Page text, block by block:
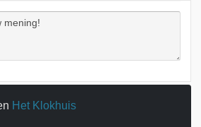
Het Klokhuis